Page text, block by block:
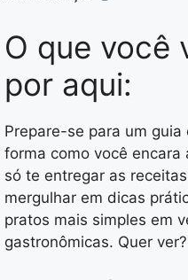
O que você
por aqui:
Prepare-se para um
forma como você encara
só te entregar as
mergulhar em dicas
pratos mais simples em
gastronômicas. Quer ver?